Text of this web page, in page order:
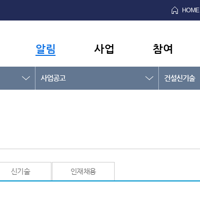
HOME
알림 사업 참여
사업공고 건설신기술
신기술 인재채용